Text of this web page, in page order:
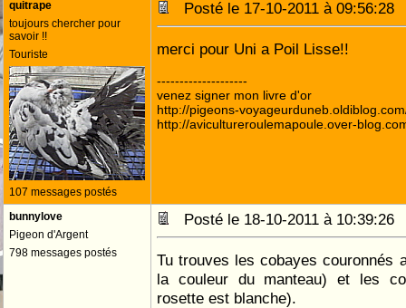
quitrape
toujours chercher pour
savoir !!
Touriste
107 messages postés
Posté le 17-10-2011 à
merci pour Uni a Poil Lisse!!
--------------------
venez signer mon livre d'or
http://pigeons-
http://avicultureroulemapoule.over-
bunnylove
Pigeon d'Argent
798 messages postés
Posté le 18-10-2011 à
Tu trouves les cobayes couronnés
la couleur du manteau) et les
rosette est blanche).